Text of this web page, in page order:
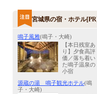
宮城県の宿・ホテル
鳴子風雅(鳴子・大崎)
【本日残室あ
り】夕食高評
価／落ち着い
た鳴子温泉の
小宿
源蔵の湯 鳴子観光ホテル(鳴
子・大崎)